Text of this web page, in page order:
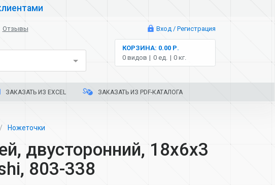
Отзывы Вход / Регистрация
КОРЗИНА: 0.00 Р.
0 видов
0 ед. 0 кг.
ЗАКАЗАТЬ ИЗ EXCEL ЗАКАЗАТЬ ИЗ PDF-КАТАЛОГА
Ножеточки
двусторонний, 18х6х3
803-338